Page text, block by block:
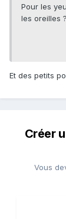
Pour les
les oreilles
Et des petits
Créer
Vous